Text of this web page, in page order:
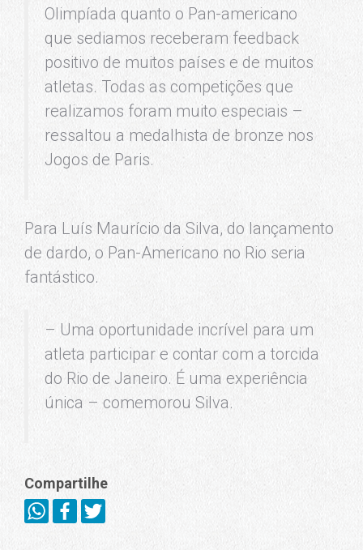
Olimpíada quanto o Pan-americano
que sediamos receberam feedback
positivo de muitos países e de muitos
atletas. Todas as competições que
realizamos foram muito especiais –
ressaltou a medalhista de bronze nos
Jogos de Paris.
Para Luís Maurício da Silva, do lançamento
de dardo, o Pan-Americano no Rio seria
fantástico.
– Uma oportunidade incrível para um
atleta participar e contar com a torcida
do Rio de Janeiro. É uma experiência
única – comemorou Silva.
Compartilhe